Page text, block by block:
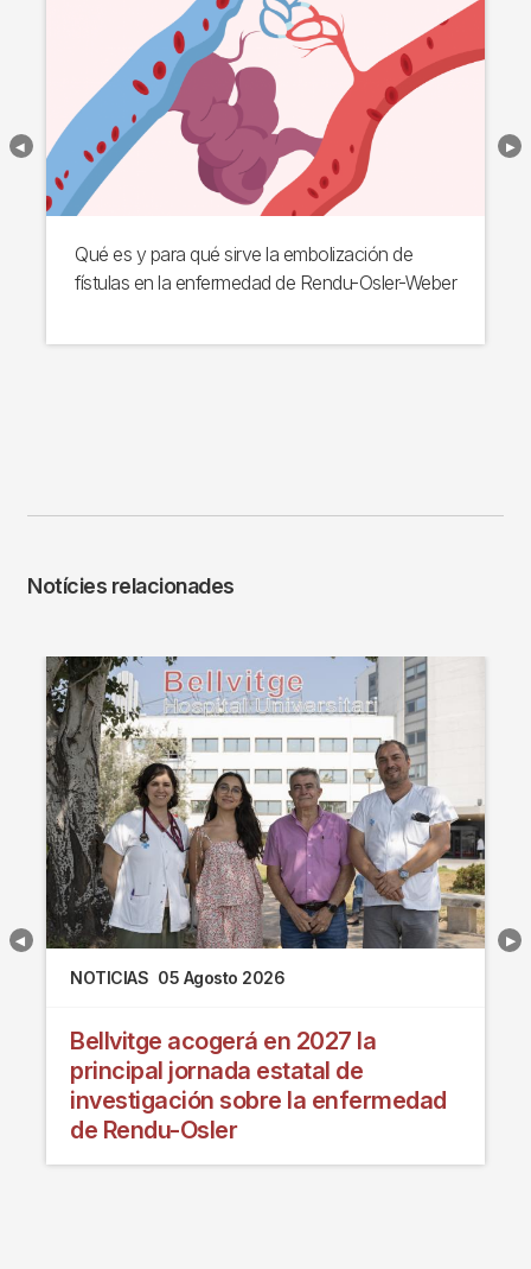
Qué es y para qué sirve la embolización de
fístulas en la enfermedad de Rendu-Osler-Weber
Notícies relacionades
NOTICIAS 05 Agosto 2026
Bellvitge acogerá en 2027 la
principal jornada estatal de
investigación sobre la enfermedad
de Rendu-Osler